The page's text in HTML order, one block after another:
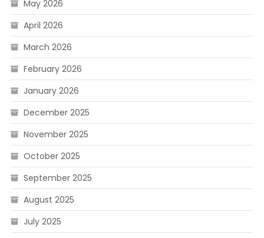
May 2026
April 2026
March 2026
February 2026
January 2026
December 2025
November 2025
October 2025
September 2025
August 2025
July 2025